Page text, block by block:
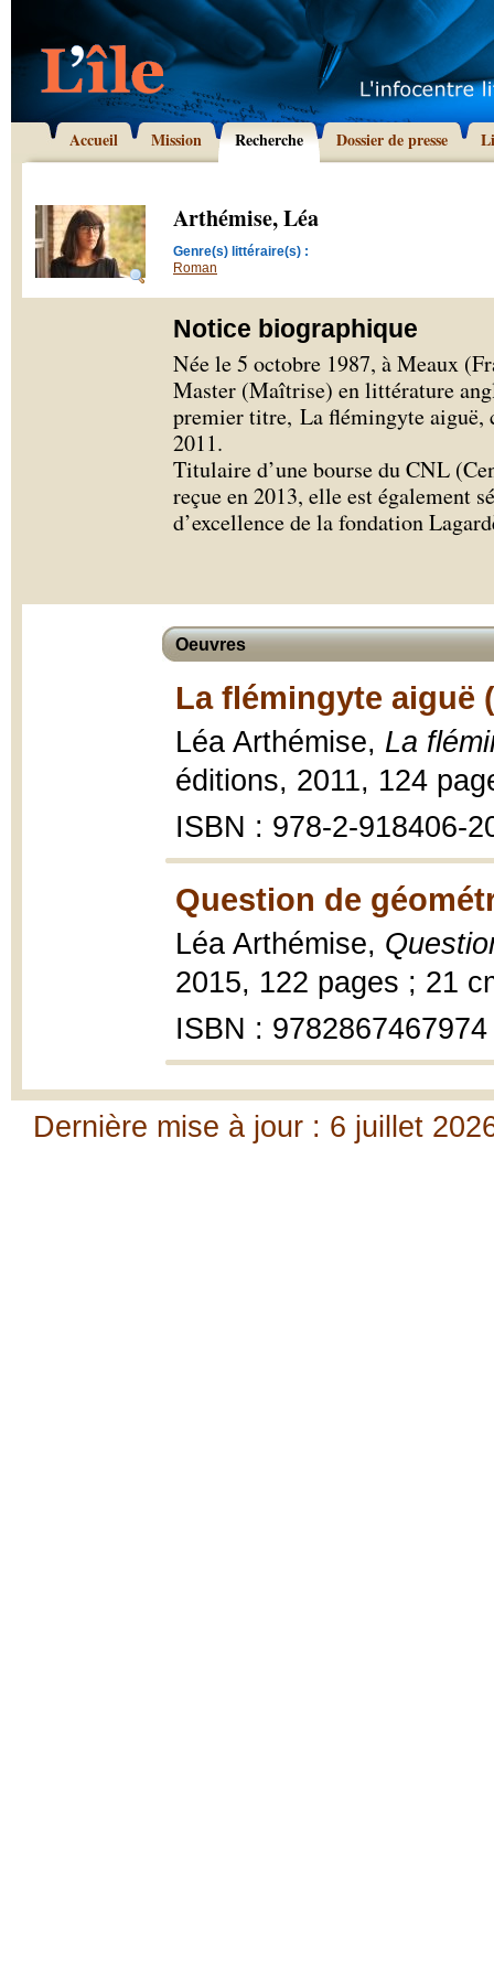
Accueil Mission Recherche Dossier de presse
Arthémise, Léa
Genre(s) littéraire(s) :
Roman
Notice biographique
Née le 5 octobre 1987, à Meaux
Master (Maîtrise) en littérature
premier titre, La flémingyte aiguë,
2011.
Titulaire d’une bourse du CNL
reçue en 2013, elle est également
d’excellence de la fondation
Oeuvres
La flémingyte aiguë
Léa Arthémise, La
éditions, 2011, 124
ISBN : 978-2-918406-
Question de
Léa Arthémise,
2015, 122 pages ; 21
ISBN : 9782867467974
Dernière mise à jour : 6 juillet